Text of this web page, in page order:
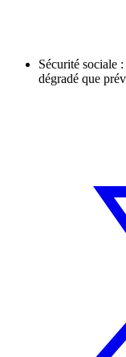
Sécurité sociale
dégradé que